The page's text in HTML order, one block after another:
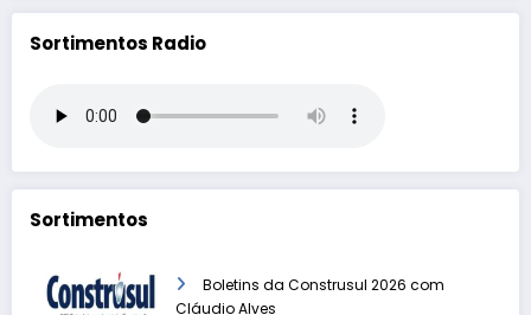
Sortimentos Radio
Sortimentos
Boletins da Construsul 2026 com
Cláudio Alves